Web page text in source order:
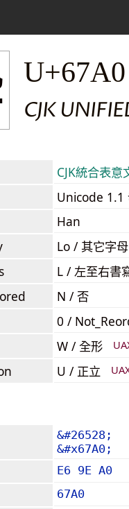
U+67A0
CJK
CJK統合表
Unicode 1.1
Han
Lo / 其它字
L / 左至右書
N / 否
0 /
W / 全形
U / 正立
&#26528;
&#x67A0;
E6 9E A0
67A0